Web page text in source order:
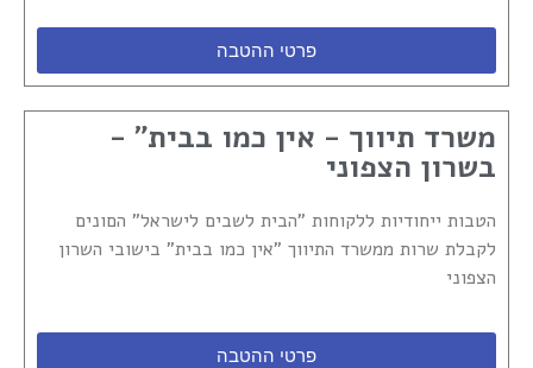
פרטי ההטבה
משרד תיווך - אין כמו בבית" -
בשרון הצפוני
הטבות ייחודיות ללקוחות "הבית לשבים לישראל" הםונים
לקבלת שרות ממשרד התיווך "אין כמו בבית" בישובי השרון
הצפוני
פרטי ההטבה